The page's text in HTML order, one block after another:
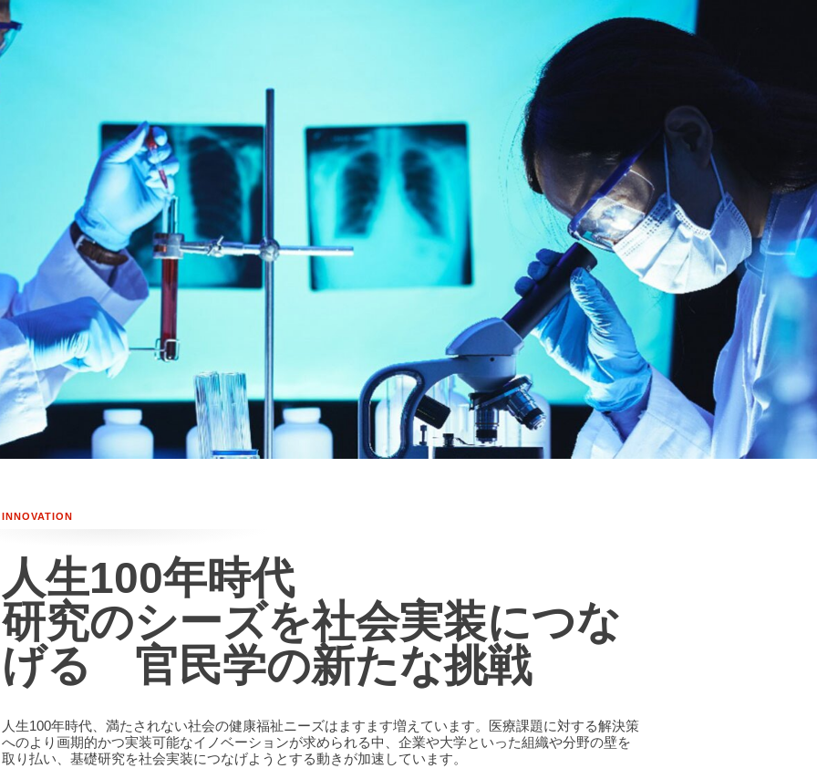
INNOVATION
人生100年時代
研究のシーズを社会実装につな
げる 官民学の新たな挑戦
人生100年時代、満たされない社会の健康福祉ニーズはますます増えています。医療課題に対する解決策
へのより画期的かつ実装可能なイノベーションが求められる中、企業や大学といった組織や分野の壁を
取り払い、基礎研究を社会実装につなげようとする動きが加速しています。